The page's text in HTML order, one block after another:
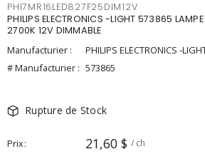
PHI7MR16LED827F25DIM12V
PHILIPS ELECTRONICS -LIGHT 573865
2700K 12V DIMMABLE
Manufacturier :
PHILIPS ELECTRONICS -
# Manufacturier : 573865
Rupture de Stock
Prix 21,60 $ / ch